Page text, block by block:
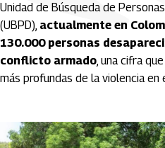
Unidad de Búsqueda de
(UBPD), actualmente en
130.000 personas
conflicto armado, una cifra
más profundas de la violencia en